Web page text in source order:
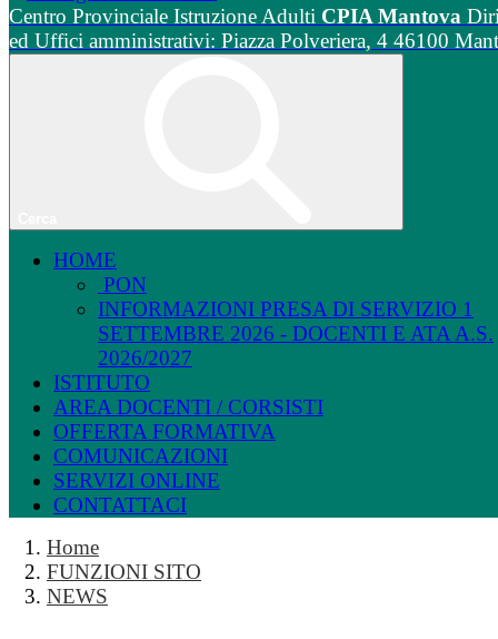
Centro Provinciale Istruzione Adulti CPIA Mantova
ed Uffici amministrativi: Piazza Polveriera, 4 46100
HOME
PON
INFORMAZIONI PRESA DI SERVIZIO 1
SETTEMBRE 2026 - DOCENTI E ATA A.S.
2026/2027
ISTITUTO
AREA DOCENTI / CORSISTI
OFFERTA FORMATIVA
COMUNICAZIONI
SERVIZI ONLINE
CONTATTACI
Home
FUNZIONI SITO
NEWS